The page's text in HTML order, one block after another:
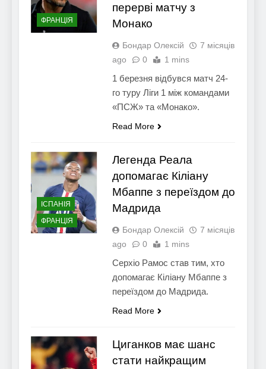
ФРАНЦІЯ
перерві матчу з
Монако
Бондар Олексій
7 місяців
ago
0 1 mins
1 березня відбувся матч 24-
го туру Ліги 1 між командами
«ПСЖ» та «Монако».
Read More
ІСПАНІЯ
ФРАНЦІЯ
Легенда Реала
допомагає Кіліану
Мбаппе з переїздом до
Мадрида
Бондар Олексій
7 місяців
ago
0 1 mins
Серхіо Рамос став тим, хто
допомагає Кіліану Мбаппе з
переїздом до Мадрида.
Read More
Циганков має шанс
стати найкращим